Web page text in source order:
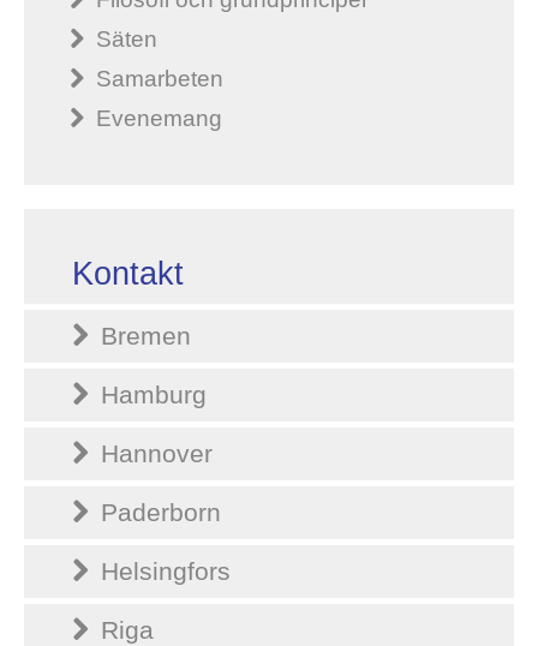
Säten
Samarbeten
Evenemang
Kontakt
Bremen
Hamburg
Hannover
Paderborn
Helsingfors
Riga